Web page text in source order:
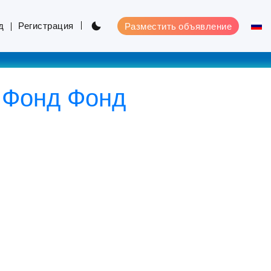
Регистрация Разместить объявление
Фонд Фонд